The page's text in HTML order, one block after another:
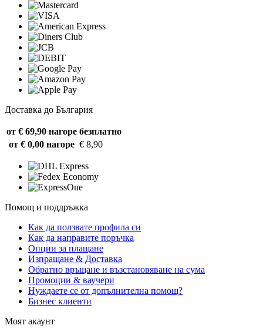
Доставка до България
от € 69,90 нагоре безплатно
от € 0,00 нагоре € 8,90
Помощ и поддръжка
Как да ползвате профила си
Как да направите поръчка
Опции за плащане
Изпращане & Доставка
Обратно връщане и възстановяване на сума
Промоции & ваучери
Нуждаете се от допълнителна помощ?
Бизнес клиенти
Моят акаунт